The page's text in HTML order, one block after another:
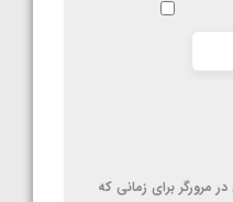
مرورگر برای زمانی که